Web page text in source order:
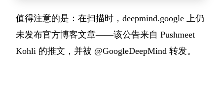
值得注意的是：在扫描时，deepmind.google 上仍
未发布官方博客文章——该公告来自 Pushmeet
Kohli 的推文，并被 @GoogleDeepMind 转发。